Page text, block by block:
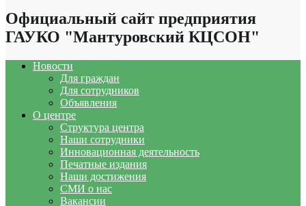
Официальный сайт предприятия
ГАУКО "Мантуровский КЦСОН"
Новости
Для граждан
Для сотрудников
Объявления
О центре
Структура центра
Наши сотрудники
Инновационная деятельность
Печатные издания
Наши достижения
СМИ о нас
Вакансии